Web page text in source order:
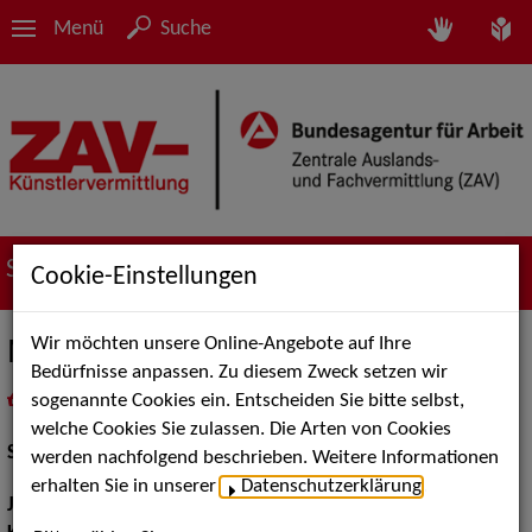
Menü Suche
Suche nach Künstler*innen
Magdalena Pircher
als PDF speichern
inMeine Merklistelegen
Schauspiel:Bühne, Film und TV
Jahrgang:
Cookie-Einstellungen
Wir möchten unsere Online-Angebote auf Ihre
Bedürfnisse anpassen. Zu diesem Zweck setzen wir
sogenannte Cookies ein. Entscheiden Sie bitte selbst,
welche Cookies Sie zulassen. Die Arten von Cookies
werden nachfolgend beschrieben. Weitere Informationen
erhalten Sie in unserer
Datenschutzerklärung